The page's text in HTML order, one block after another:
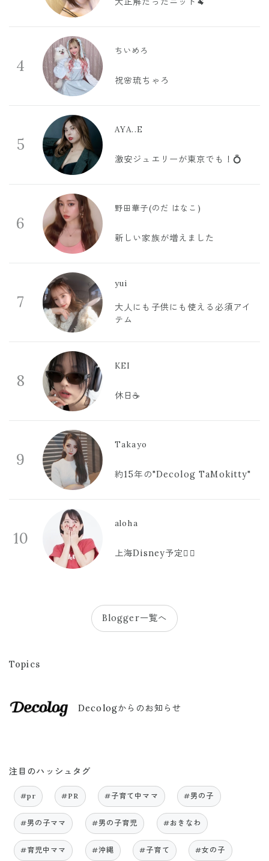
4
ちいめろ
祝🌸琉ちゃろ
5
AYA..E
激安ジュエリーが東京でも！💍
6
野田華子(のだ はなこ)
新しい家族が増えました
7
yui
大人にも子供にも使える必須アイ
テム
8
KEI
休日☕️
9
Takayo
約15年の"Decolog TaMokitty"
10
aloha
上海Disney予定🫪🩷
Blogger一覧へ
Topics
Decologからのお知らせ
注目のハッシュタグ
#pr #PR #子育て中ママ #男の子
#男の子ママ #男の子育児 #おきなわ
#育児中ママ #沖縄 #子育て #女の子